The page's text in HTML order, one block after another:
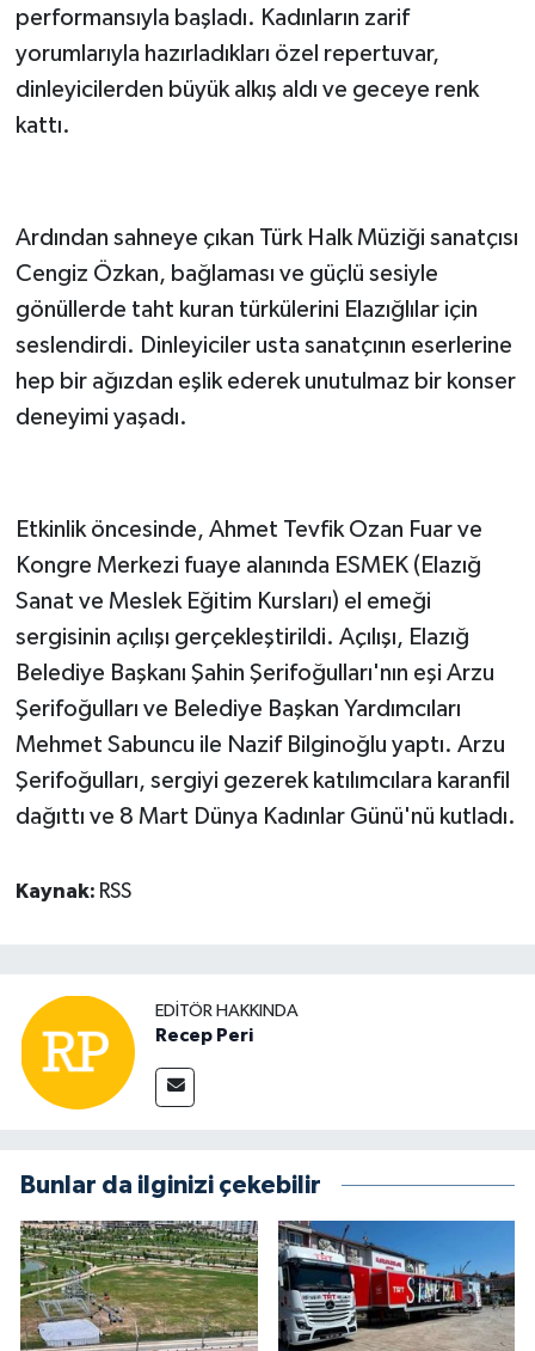
performansıyla başladı. Kadınların zarif
yorumlarıyla hazırladıkları özel repertuvar,
dinleyicilerden büyük alkış aldı ve geceye renk
kattı.
Ardından sahneye çıkan Türk Halk Müziği sanatçısı
Cengiz Özkan, bağlaması ve güçlü sesiyle
gönüllerde taht kuran türkülerini Elazığlılar için
seslendirdi. Dinleyiciler usta sanatçının eserlerine
hep bir ağızdan eşlik ederek unutulmaz bir konser
deneyimi yaşadı.
Etkinlik öncesinde, Ahmet Tevfik Ozan Fuar ve
Kongre Merkezi fuaye alanında ESMEK (Elazığ
Sanat ve Meslek Eğitim Kursları) el emeği
sergisinin açılışı gerçekleştirildi. Açılışı, Elazığ
Belediye Başkanı Şahin Şerifoğulları'nın eşi Arzu
Şerifoğulları ve Belediye Başkan Yardımcıları
Mehmet Sabuncu ile Nazif Bilginoğlu yaptı. Arzu
Şerifoğulları, sergiyi gezerek katılımcılara karanfil
dağıttı ve 8 Mart Dünya Kadınlar Günü'nü kutladı.
Kaynak: RSS
EDITÖR HAKKINDA
Recep Peri
Bunlar da ilginizi çekebilir